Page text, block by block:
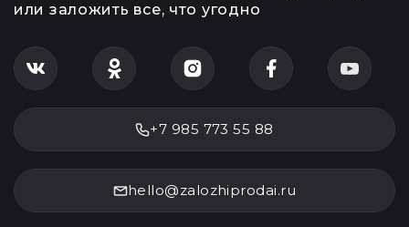
или заложить все, что угодно
+7 985 773 55 88
hello@zalozhiprodai.ru